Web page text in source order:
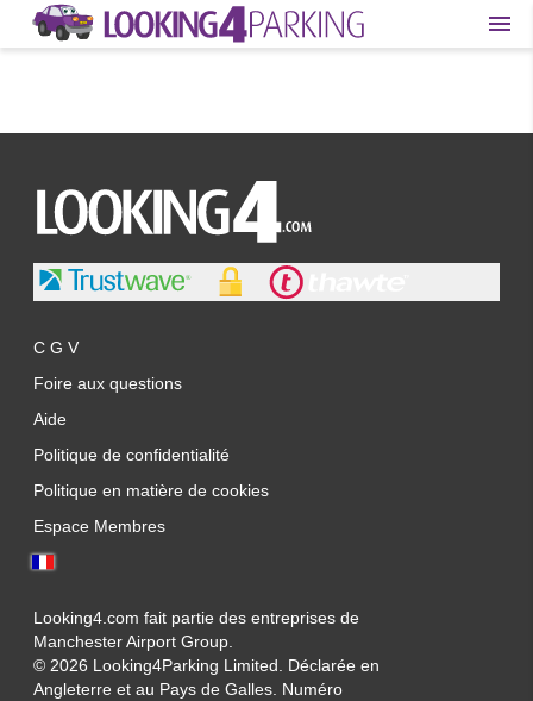
C G V
Foire aux questions
Aide
Politique de confidentialité
Politique en matière de cookies
Espace Membres
Looking4.com fait partie des entreprises de
Manchester Airport Group.
© 2026 Looking4Parking Limited. Déclarée en
Angleterre et au Pays de Galles. Numéro